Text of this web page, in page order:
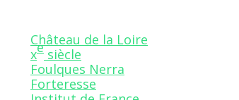
Château de la Loire
xe siècle
Foulques Nerra
Forteresse